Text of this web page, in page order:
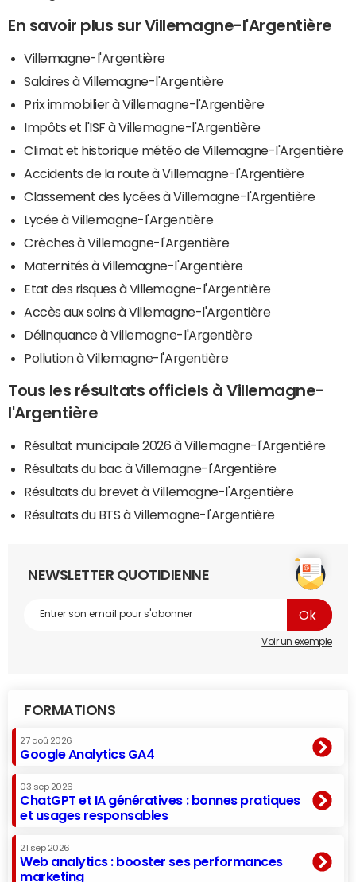
En savoir plus sur Villemagne-l'Argentière
Villemagne-l'Argentière
Salaires à Villemagne-l'Argentière
Prix immobilier à Villemagne-l'Argentière
Impôts et l'ISF à Villemagne-l'Argentière
Climat et historique météo de Villemagne-l'Argentière
Accidents de la route à Villemagne-l'Argentière
Classement des lycées à Villemagne-l'Argentière
Lycée à Villemagne-l'Argentière
Crèches à Villemagne-l'Argentière
Maternités à Villemagne-l'Argentière
Etat des risques à Villemagne-l'Argentière
Accès aux soins à Villemagne-l'Argentière
Délinquance à Villemagne-l'Argentière
Pollution à Villemagne-l'Argentière
Tous les résultats officiels à Villemagne-
l'Argentière
Résultat municipale 2026 à Villemagne-l'Argentière
Résultats du bac à Villemagne-l'Argentière
Résultats du brevet à Villemagne-l'Argentière
Résultats du BTS à Villemagne-l'Argentière
NEWSLETTER QUOTIDIENNE
Voir un exemple
FORMATIONS
27 aoû 2026
Google Analytics GA4
03 sep 2026
ChatGPT et IA génératives : bonnes pratiques
et usages responsables
21 sep 2026
Web analytics : booster ses performances
marketing